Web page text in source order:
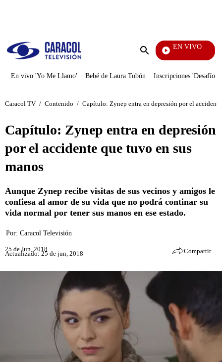
Enviar
EN VIVO
Sábados Felices
En vivo 'Yo Me Llamo' Bebé de Laura Tobón Inscripciones 'Desafío'
Caracol TV / Contenido / Capítulo: Zynep entra en depresión por el
Capítulo: Zynep entra en depresión
por el accidente que tuvo en sus
manos
Aunque Zynep recibe visitas de sus vecinos y amigos le
confiesa al amor de su vida que no podrá continar su
vida normal por tener sus manos en ese estado.
Por: Caracol Televisión
25 de Jun, 2018
Actualizado: 25 de jun, 2018 Compartir